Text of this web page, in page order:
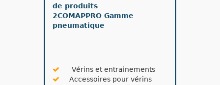
de produits
2COMAPPRO Gamme
pneumatique
Vérins et entrainements
Accessoires pour vérins